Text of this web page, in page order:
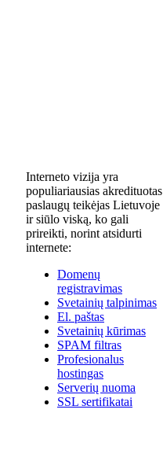
Interneto vizija yra
populiariausias akredituotas
paslaugų teikėjas Lietuvoje
ir siūlo viską, ko gali
prireikti, norint atsidurti
internete:
Domenų
registravimas
Svetainių talpinimas
El. paštas
Svetainių kūrimas
SPAM filtras
Profesionalus
hostingas
Serverių nuoma
SSL sertifikatai